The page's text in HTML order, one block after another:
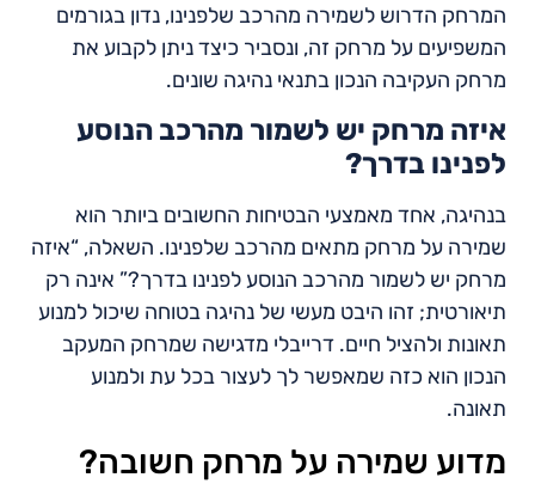
המרחק הדרוש לשמירה מהרכב שלפנינו, נדון בגורמים
המשפיעים על מרחק זה, ונסביר כיצד ניתן לקבוע את
מרחק העקיבה הנכון בתנאי נהיגה שונים.
איזה מרחק יש לשמור מהרכב הנוסע
לפנינו בדרך?
בנהיגה, אחד מאמצעי הבטיחות החשובים ביותר הוא
שמירה על מרחק מתאים מהרכב שלפנינו. השאלה, “איזה
מרחק יש לשמור מהרכב הנוסע לפנינו בדרך?” אינה רק
תיאורטית; זהו היבט מעשי של נהיגה בטוחה שיכול למנוע
תאונות ולהציל חיים. דרייבלי מדגישה שמרחק המעקב
הנכון הוא כזה שמאפשר לך לעצור בכל עת ולמנוע
תאונה.
מדוע שמירה על מרחק חשובה?